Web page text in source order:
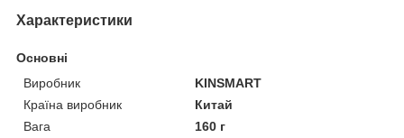
Характеристики
Основні
Виробник
KINSMART
Країна виробник
Китай
Вага
160 г